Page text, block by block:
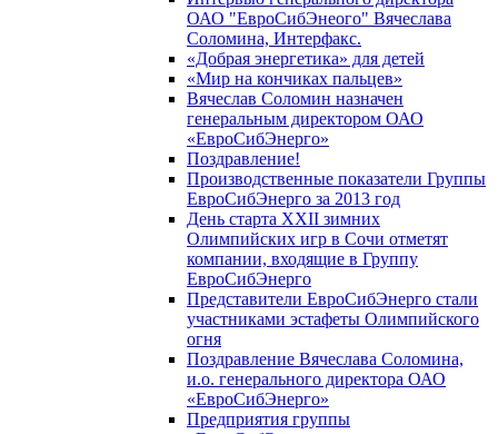
ОАО "ЕвроСибЭнеого" Вячеслава
Соломина, Интерфакс.
«Добрая энергетика» для детей
«Мир на кончиках пальцев»
Вячеслав Соломин назначен
генеральным директором ОАО
«ЕвроСибЭнерго»
Поздравление!
Производственные показатели Группы
ЕвроСибЭнерго за 2013 год
День старта XXII зимних
Олимпийских игр в Сочи отметят
компании, входящие в Группу
ЕвроСибЭнерго
Представители ЕвроСибЭнерго стали
участниками эстафеты Олимпийского
огня
Поздравление Вячеслава Соломина,
и.о. генерального директора ОАО
«ЕвроСибЭнерго»
Предприятия группы